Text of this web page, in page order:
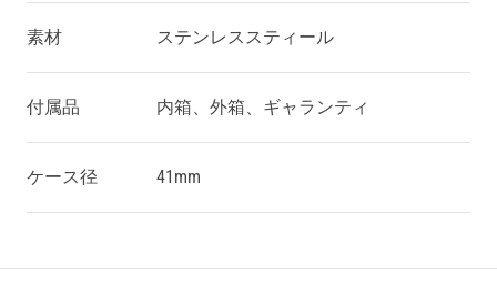
素材 ステンレススティール
付属品 内箱、外箱、ギャランティ
ケース径 41mm